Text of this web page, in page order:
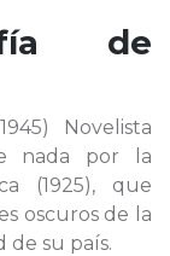
de
Novelista
nada por la
(1925), que
oscuros de la
de su país.